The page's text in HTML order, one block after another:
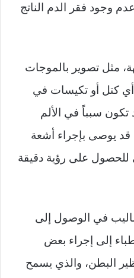
وجود فقر الدم الناتج
مثل تصوير بالموجات
أي كتل أو تكيسات في
سبباً في الألم
يوصى بإجراء أشعة
على رؤية دقيقة
في الوصول إلى
إلى إجراء بعض
البطن، والذي يسمح